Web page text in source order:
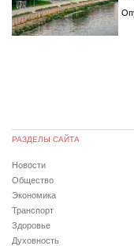
РАЗДЕЛЫ САЙТА
Новости
Общество
Экономика
Транспорт
Здоровье
Духовность